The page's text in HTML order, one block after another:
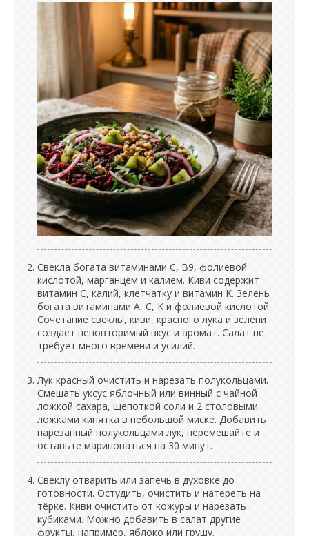
Свекла богата витаминами C, B9, фолиевой
кислотой, марганцем и калием. Киви содержит
витамин C, калий, клетчатку и витамин K. Зелень
богата витаминами A, C, K и фолиевой кислотой.
Сочетание свеклы, киви, красного лука и зелени
создает неповторимый вкус и аромат. Салат не
требует много времени и усилий.
Лук красный очистить и нарезать полукольцами.
Смешать уксус яблочный или винный с чайной
ложкой сахара, щепоткой соли и 2 столовыми
ложками кипятка в небольшой миске. Добавить
нарезанный полукольцами лук, перемешайте и
оставьте мариноваться на 30 минут.
Свеклу отварить или запечь в духовке до
готовности. Остудить, очистить и натереть на
тёрке. Киви очистить от кожуры и нарезать
кубиками. Можно добавить в салат другие
фрукты, например, яблоко или грушу.